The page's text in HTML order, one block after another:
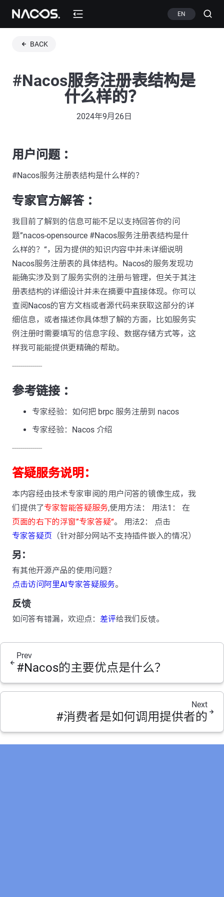
EN
BACK
#Nacos服务注册表结构是
什么样的？
2024年9月26日
用户问题 ：
#Nacos服务注册表结构是什么样的？
专家官方解答 ：
我目前了解到的信息可能不足以支持回答你的问
题”nacos-opensource #Nacos服务注册表结构是什
么样的？“，因为提供的知识内容中并未详细说明
Nacos服务注册表的具体结构。Nacos的服务发现功
能确实涉及到了服务实例的注册与管理，但关于其注
册表结构的详细设计并未在摘要中直接体现。你可以
查阅Nacos的官方文档或者源代码来获取这部分的详
细信息，或者描述你具体想了解的方面，比如服务实
例注册时需要填写的信息字段、数据存储方式等，这
样我可能能提供更精确的帮助。
---------------
参考链接 ：
专家经验：如何把 brpc 服务注册到 nacos
专家经验：Nacos 介绍
---------------
答疑服务说明：
本内容经由技术专家审阅的用户问答的镜像生成，我
们提供了专家智能答疑服务,使用方法： 用法1： 在
页面的右下的浮窗”专家答疑“。 用法2： 点击
专家答疑页 （针对部分网站不支持插件嵌入的情况）
另：
有其他开源产品的使用问题？
点击访问阿里AI专家答疑服务。
反馈
如问答有错漏，欢迎点： 差评给我们反馈。
Prev
#Nacos的主要优点是什么？
Next
#消费者是如何调用提供者的